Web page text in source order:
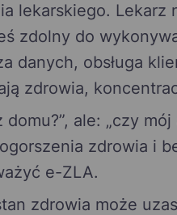
lekarskiego. Lekarz
zdolny do
danych, obsługa
zdrowia,
ale: „czy
zdrowia i
e-ZLA.
zdrowia może